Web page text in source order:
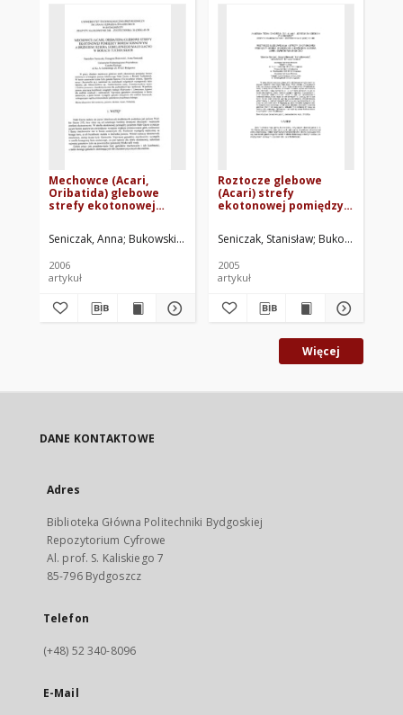
Mechowce (Acari,
Oribatida) glebowe
strefy ekotonowej
sosnowym a brzegiem
jeziora lobeliowego
Tucholskich
Seniczak, Anna Bukowski, Grzegorz Seniczak, Stanisław
2006
artykuł
Roztocze glebowe
(Acari) strefy
ekotonowej pomiędzy
brzegiem jeziora
lobeliowego Małe
Seniczak, Stanisław Bukowski,
2005
artykuł
Więcej
DANE KONTAKTOWE
Adres
Biblioteka Główna Politechniki Bydgoskiej
Repozytorium Cyfrowe
Al. prof. S. Kaliskiego 7
85-796 Bydgoszcz
Telefon
(+48) 52 340-8096
E-Mail